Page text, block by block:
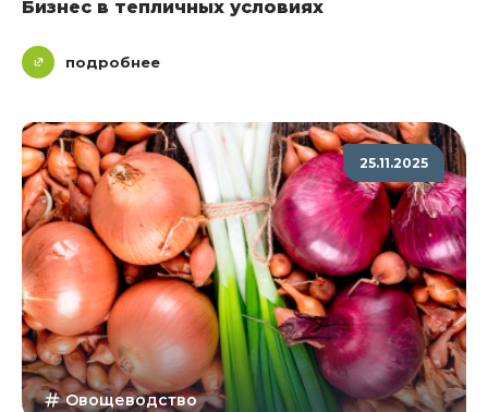
Бизнес в тепличных условиях
подробнее
25.11.2025
Овощеводство